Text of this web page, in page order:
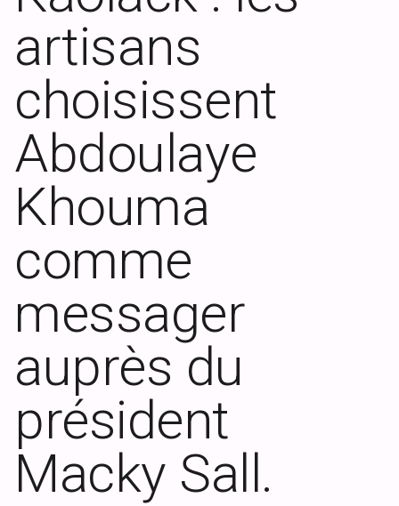
artisans
choisissent
Abdoulaye
Khouma
comme
messager
auprès du
président
Macky Sall.